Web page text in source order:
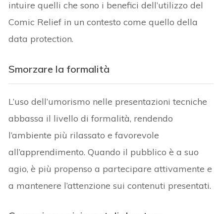
intuire quelli che sono i benefici dell’utilizzo del
Comic Relief in un contesto come quello della
data protection.
Smorzare la formalità
L’uso dell’umorismo nelle presentazioni tecniche
abbassa il livello di formalità, rendendo
l’ambiente più rilassato e favorevole
all’apprendimento. Quando il pubblico è a suo
agio, è più propenso a partecipare attivamente e
a mantenere l’attenzione sui contenuti presentati.